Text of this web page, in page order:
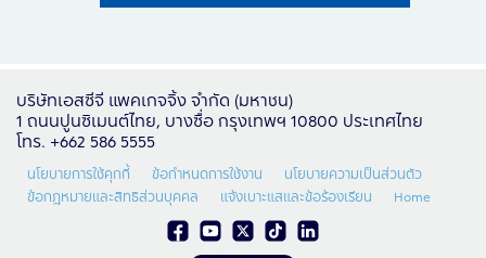
บริษัทเอสซีจี แพคเกจจิ้ง จำกัด (มหาชน)
1 ถนนปูนซิเมนต์ไทย, บางซื่อ กรุงเทพฯ 10800 ประเทศไทย
โทร. +662 586 5555
นโยบายการใช้คุกกี้ ข้อกำหนดการใช้งาน
นโยบายความเป็นส่วนตัว
ข้อกฎหมายและสิทธิส่วนบุคคล
แจ้งเบาะแสและข้อร้องเรียน Home